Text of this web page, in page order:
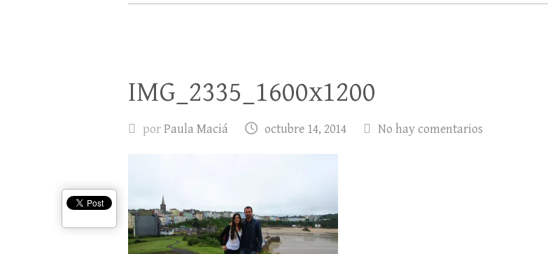
IMG_2335_1600x1200
porPaula Maciá octubre 14, 2014 No hay comentarios